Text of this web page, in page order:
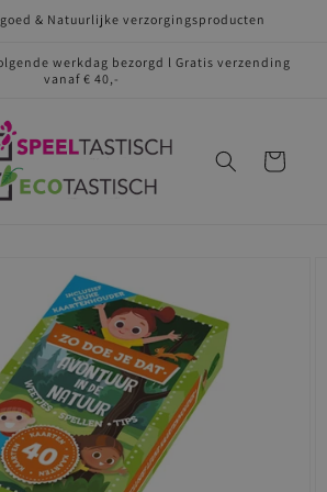
& Natuurlijke verzorgingsproducten
werkdag bezorgd l Gratis verzending
vanaf € 40,-
Winkelwagen